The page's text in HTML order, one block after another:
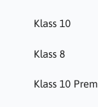
Klass 10
Klass 8
Klass 10